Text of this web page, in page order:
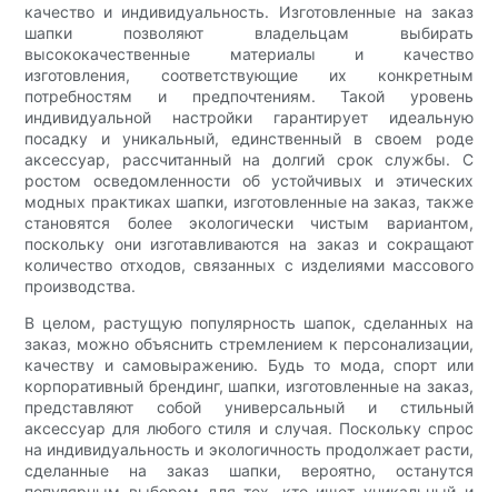
качество и индивидуальность. Изготовленные на заказ
шапки позволяют владельцам выбирать
высококачественные материалы и качество
изготовления, соответствующие их конкретным
потребностям и предпочтениям. Такой уровень
индивидуальной настройки гарантирует идеальную
посадку и уникальный, единственный в своем роде
аксессуар, рассчитанный на долгий срок службы. С
ростом осведомленности об устойчивых и этических
модных практиках шапки, изготовленные на заказ, также
становятся более экологически чистым вариантом,
поскольку они изготавливаются на заказ и сокращают
количество отходов, связанных с изделиями массового
производства.
В целом, растущую популярность шапок, сделанных на
заказ, можно объяснить стремлением к персонализации,
качеству и самовыражению. Будь то мода, спорт или
корпоративный брендинг, шапки, изготовленные на заказ,
представляют собой универсальный и стильный
аксессуар для любого стиля и случая. Поскольку спрос
на индивидуальность и экологичность продолжает расти,
сделанные на заказ шапки, вероятно, останутся